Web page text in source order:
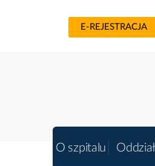
E-REJESTRACJA
O szpitalu